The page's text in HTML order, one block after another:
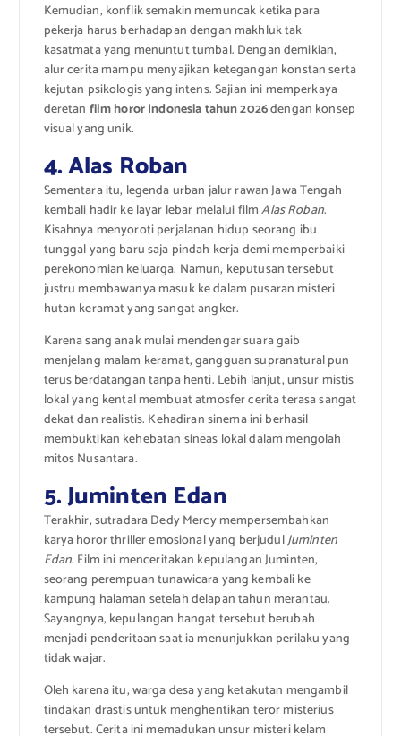
Kemudian, konflik semakin memuncak ketika para
pekerja harus berhadapan dengan makhluk tak
kasatmata yang menuntut tumbal. Dengan demikian,
alur cerita mampu menyajikan ketegangan konstan serta
kejutan psikologis yang intens. Sajian ini memperkaya
deretan film horor Indonesia tahun 2026dengan konsep
visual yang unik.
4. Alas Roban
Sementara itu, legenda urban jalur rawan Jawa Tengah
kembali hadir ke layar lebar melalui filmAlas Roban.
Kisahnya menyoroti perjalanan hidup seorang ibu
tunggal yang baru saja pindah kerja demi memperbaiki
perekonomian keluarga. Namun, keputusan tersebut
justru membawanya masuk ke dalam pusaran misteri
hutan keramat yang sangat angker.
Karena sang anak mulai mendengar suara gaib
menjelang malam keramat, gangguan supranatural pun
terus berdatangan tanpa henti. Lebih lanjut, unsur mistis
lokal yang kental membuat atmosfer cerita terasa sangat
dekat dan realistis. Kehadiran sinema ini berhasil
membuktikan kehebatan sineas lokal dalam mengolah
mitos Nusantara.
5. Juminten Edan
Terakhir, sutradara Dedy Mercy mempersembahkan
karya horor thriller emosional yang berjudulJuminten
Edan. Film ini menceritakan kepulangan Juminten,
seorang perempuan tunawicara yang kembali ke
kampung halaman setelah delapan tahun merantau.
Sayangnya, kepulangan hangat tersebut berubah
menjadi penderitaan saat ia menunjukkan perilaku yang
tidak wajar.
Oleh karena itu, warga desa yang ketakutan mengambil
tindakan drastis untuk menghentikan teror misterius
tersebut.Cerita ini memadukan unsur misteri kelam